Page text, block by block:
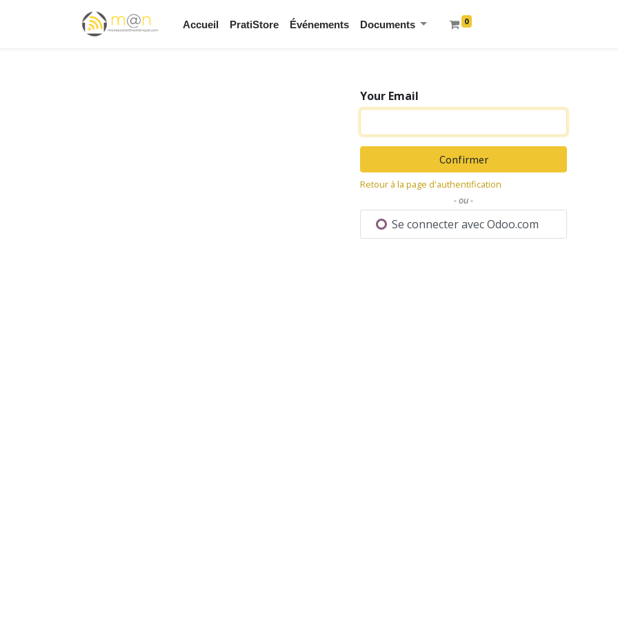
Accueil PratiStore Événements Documents 0
Your Email
Confirmer
Retour à la page d'authentification
- ou -
Se connecter avec Odoo.com